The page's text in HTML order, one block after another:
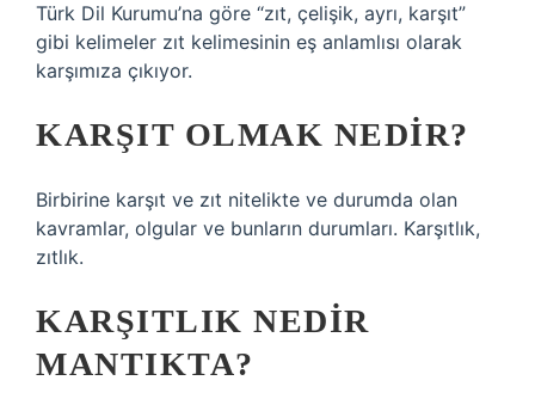
Türk Dil Kurumu’na göre “zıt, çelişik, ayrı, karşıt”
gibi kelimeler zıt kelimesinin eş anlamlısı olarak
karşımıza çıkıyor.
KARŞIT OLMAK NEDIR?
Birbirine karşıt ve zıt nitelikte ve durumda olan
kavramlar, olgular ve bunların durumları. Karşıtlık,
zıtlık.
KARŞITLIK NEDIR
MANTIKTA?